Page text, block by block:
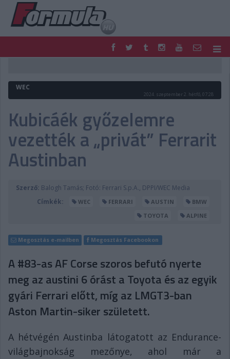
FORMULA
MOTOR
PODCAST
SHOP
TIPPJÁTÉK
DIGITÁLIS MAGAZIN
PONTÁLLÁSOK
VERSENYNAPTÁRAK
WEC
2024. szeptember 2. hétfő, 07:28
Kubicáék győzelemre
vezették a „privát” Ferrarit
Austinban
Szerző: Balogh Tamás; Fotó: Ferrari S.p.A., DPPI/WEC Media
Címkék:
WEC FERRARI AUSTIN
BMW
TOYOTA
ALPINE
Megosztás e-mailben Megosztás Facebookon
A #83-as AF Corse szoros befutó nyerte
meg az austini 6 órást a Toyota és az egyik
gyári Ferrari előtt, míg az LMGT3-ban
Aston Martin-siker született.
A hétvégén Austinba látogatott az Endurance-
világbajnokság mezőnye, ahol már a